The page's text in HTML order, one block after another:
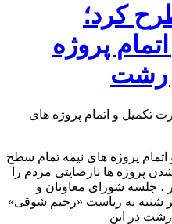
کرد؛
پروژه
رشت
اتمام پروژه های نیمه تمام سطح
پروژه ها نارضایتی مردم را
، جلسه شورای معاونان و
شنبه به ریاست «رحیم شوقی»
در این